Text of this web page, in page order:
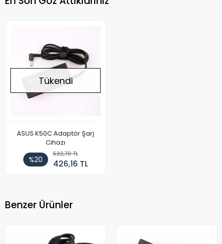
Tükendi
ASUS K50C Adaptör Şarj
Cihazı
%20
532,70 TL
426,16 TL
Benzer Ürünler